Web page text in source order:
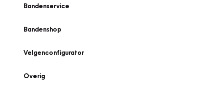
Bandenservice
Bandenshop
Velgenconfigurator
Overig